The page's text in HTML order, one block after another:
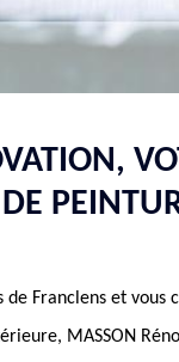
de Franclens et vous
MASSON